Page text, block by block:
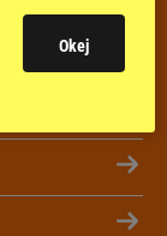
Okej